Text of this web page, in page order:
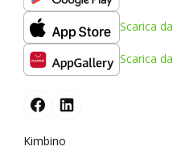
Scarica da
Scarica da
Kimbino